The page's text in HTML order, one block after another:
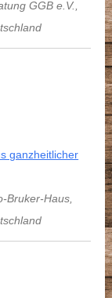
GGB e.V.,
ganzheitlicher
Bruker-Haus,